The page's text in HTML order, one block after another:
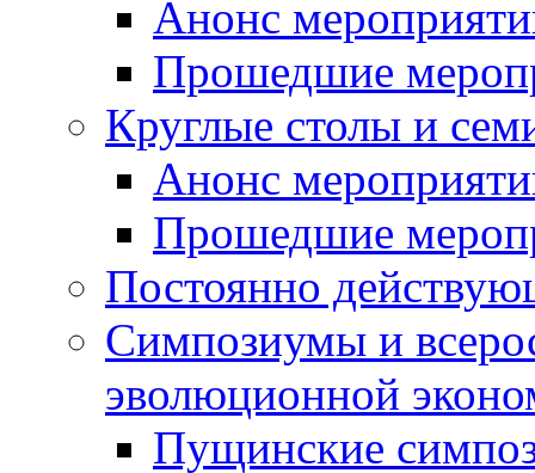
Анонс
Прошедшие
Круглые столы и
Анонс
Прошедшие
Постоянно
Симпозиумы и
эволюционной
Пущинские